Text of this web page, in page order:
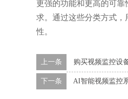
更强的功能和更高的可
求。通过这些分类方式
性。
上一条 购买视频监控设
下一条 AI智能视频监控